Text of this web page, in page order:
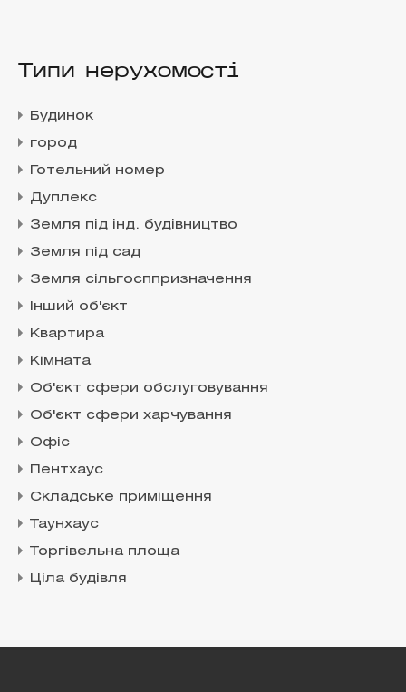
Типи нерухомості
Будинок
город
Готельний номер
Дуплекс
Земля під інд. будівництво
Земля під сад
Земля сільгосппризначення
Інший об'єкт
Квартира
Кімната
Об'єкт сфери обслуговування
Об'єкт сфери харчування
Офіс
Пентхаус
Складське приміщення
Таунхаус
Торгівельна площа
Ціла будівля